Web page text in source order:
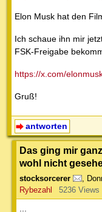
Elon Musk hat den
Ich schaue ihn mir
FSK-Freigabe
https://x.com/
Gruß!
antworten
Das ging mir
wohl nicht
stocksorcerer ,
Rybezahl
5236 Views